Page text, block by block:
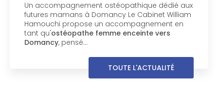
Votre chien mérite un ostéopathe spécialisé
près de Chamonix-Mont-Blanc Votre chien
boite, manque de souplesse ou semble
inconfortable dans ses mouvements ? Le
Cabinet William Hamouchi, basé à Passy…
TOUTE L'ACTUALITÉ